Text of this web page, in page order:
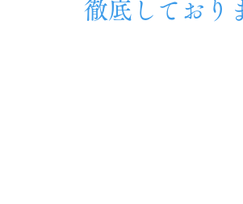
徹底しており